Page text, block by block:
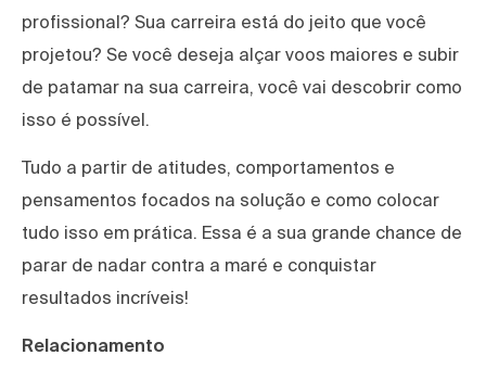
profissional? Sua carreira está do jeito que você
projetou? Se você deseja alçar voos maiores e subir
de patamar na sua carreira, você vai descobrir como
isso é possível.
Tudo a partir de atitudes, comportamentos e
pensamentos focados na solução e como colocar
tudo isso em prática. Essa é a sua grande chance de
parar de nadar contra a maré e conquistar
resultados incríveis!
Relacionamento